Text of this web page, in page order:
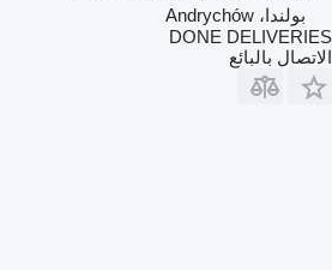
بولندا، Andrychów
DONE DELIVERIES
الاتصال بالبائع